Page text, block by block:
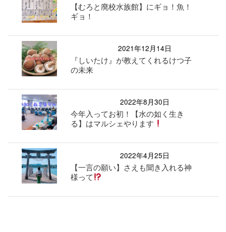
【むろと廃校水族館】にギョ！魚！
ギョ！
2021年12月14日
『しいたけ』が教えてくれるけつ子
の未来
2022年8月30日
今年入ってお初！【水の如く生き
る】はマルシェやります
2022年4月25日
【一言の願い】さえも聞き入れる神
様って